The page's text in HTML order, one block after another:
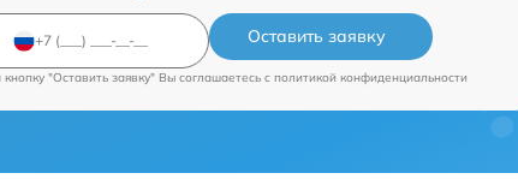
Оставить заявку
"Оставить заявку" Вы соглашаетесь c политикой конфиденциальности